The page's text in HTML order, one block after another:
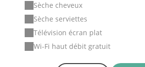
Sèche cheveux
Sèche serviettes
Télévision écran plat
Wi-Fi haut débit gratuit